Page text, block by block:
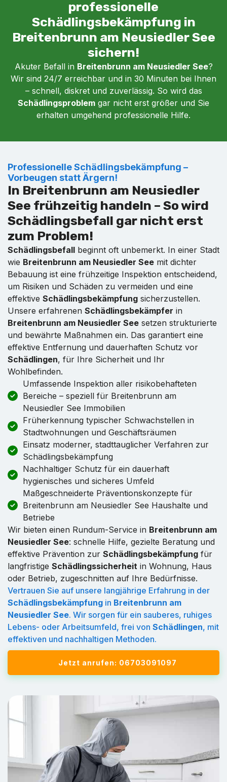
professionelle
Schädlingsbekämpfung in
Breitenbrunn am Neusiedler See
sichern!
Akuter Befall in Breitenbrunn am Neusiedler See?
Wir sind 24/7 erreichbar und in 30 Minuten bei Ihnen
– schnell, diskret und zuverlässig. So wird das
Schädlingsproblem gar nicht erst größer und Sie
erhalten umgehend professionelle Hilfe.
Professionelle Schädlingsbekämpfung –
Vorbeugen statt Ärgern!
In Breitenbrunn am Neusiedler
See frühzeitig handeln – So wird
Schädlingsbefall gar nicht erst
zum Problem!
Schädlingsbefall beginnt oft unbemerkt. In einer Stadt
wie Breitenbrunn am Neusiedler See mit dichter
Bebauung ist eine frühzeitige Inspektion entscheidend,
um Risiken und Schäden zu vermeiden und eine
effektive Schädlingsbekämpfung sicherzustellen.
Unsere erfahrenen Schädlingsbekämpfer in
Breitenbrunn am Neusiedler See setzen strukturierte
und bewährte Maßnahmen ein. Das garantiert eine
effektive Entfernung und dauerhaften Schutz vor
Schädlingen, für Ihre Sicherheit und Ihr
Wohlbefinden.
Umfassende Inspektion aller risikobehafteten
Bereiche – speziell für Breitenbrunn am
Neusiedler See Immobilien
Früherkennung typischer Schwachstellen in
Stadtwohnungen und Geschäftsräumen
Einsatz moderner, stadttauglicher Verfahren zur
Schädlingsbekämpfung
Nachhaltiger Schutz für ein dauerhaft
hygienisches und sicheres Umfeld
Maßgeschneiderte Präventionskonzepte für
Breitenbrunn am Neusiedler See Haushalte und
Betriebe
Wir bieten einen Rundum-Service in Breitenbrunn am
Neusiedler See: schnelle Hilfe, gezielte Beratung und
effektive Prävention zur Schädlingsbekämpfung für
langfristige Schädlingssicherheit in Wohnung, Haus
oder Betrieb, zugeschnitten auf Ihre Bedürfnisse.
Vertrauen Sie auf unsere langjährige Erfahrung in der
Schädlingsbekämpfung in Breitenbrunn am
Neusiedler See. Wir sorgen für ein sauberes, ruhiges
Lebens- oder Arbeitsumfeld, frei von Schädlingen, mit
effektiven und nachhaltigen Methoden.
Jetzt anrufen: 06703091097